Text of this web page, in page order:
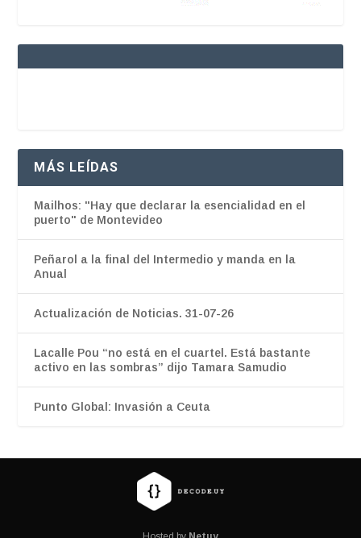
MÁS LEÍDAS
Mailhos: "Hay que declarar la esencialidad en el
puerto" de Montevideo
Peñarol a la final del Intermedio y manda en la
Anual
Actualización de Noticias. 31-07-26
Lacalle Pou “no está en el cuartel. Está bastante
activo en las sombras” dijo Tamara Samudio
Punto Global: Invasión a Ceuta